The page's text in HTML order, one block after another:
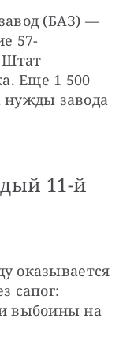
(БАЗ) —
57-
Штат
Еще 1 500
завода
11-й
оказывается
сапог:
выбоины на